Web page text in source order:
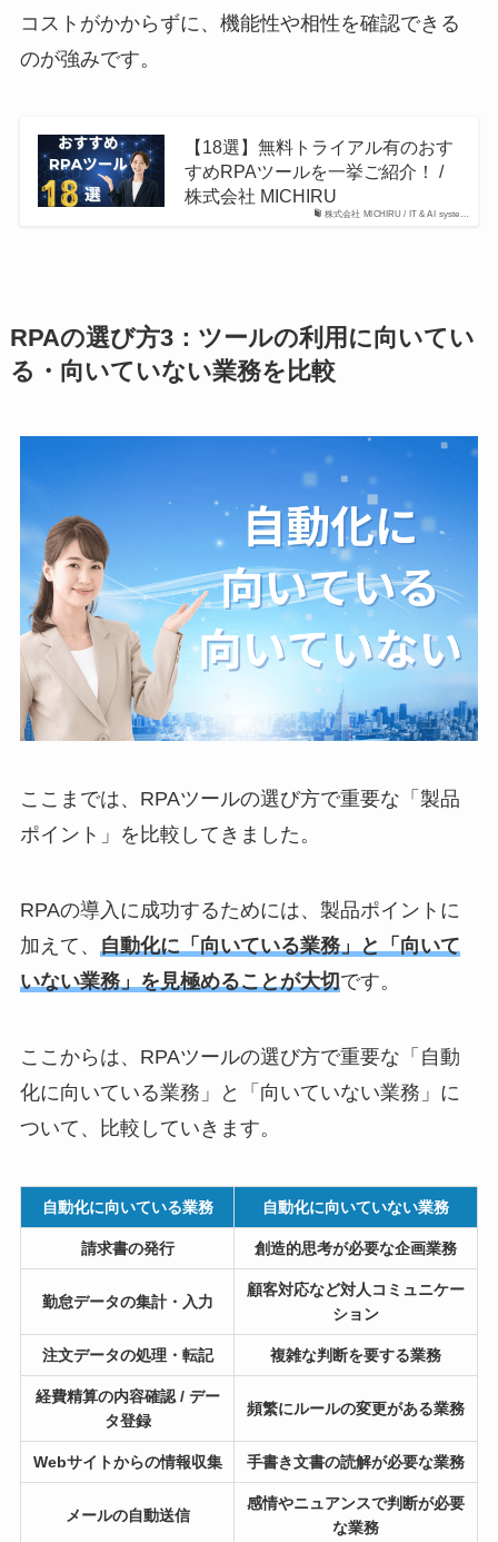
コストがかからずに、機能性や相性を確認できる
のが強みです。
株式会社 MICHIRU / IT & AI syste…
【18選】無料トライアル有のおす
すめRPAツールを一挙ご紹介！ /
株式会社 MICHIRU
RPAの選び方3：ツールの利用に向いてい
る・向いていない業務を比較
ここまでは、RPAツールの選び方で重要な「製品
ポイント」を比較してきました。
RPAの導入に成功するためには、製品ポイントに
加えて、 自動化に「向いている業務」と「向いて
いない業務」を見極めることが大切です。
ここからは、RPAツールの選び方で重要な「自動
化に向いている業務」と「向いていない業務」に
ついて、比較していきます。
自動化に向いている業務 自動化に向いていない業務
請求書の発行 創造的思考が必要な企画業務
勤怠データの集計・入力
顧客対応など対人コミュニケー
ション
注文データの処理・転記 複雑な判断を要する業務
経費精算の内容確認 / デー
タ登録
頻繁にルールの変更がある業務
Webサイトからの情報収集 手書き文書の読解が必要な業務
メールの自動送信
感情やニュアンスで判断が必要
な業務